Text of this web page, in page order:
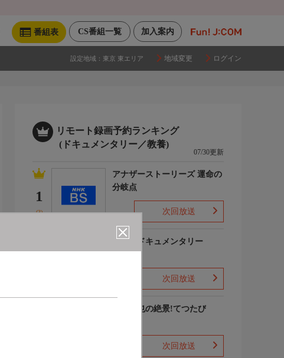
加入案内
CS番組一覧
番組表
設定地域： 東京 東エリア 地域変更 ログイン
リモート録画予約ランキング
(ドキュメンタリー／教養)
07/30更新
1
(3)
アナザーストーリーズ 運命の
分岐点
次回放送
世界のドキュメンタリー
次回放送
中井精也の絶景!てつたび
次回放送